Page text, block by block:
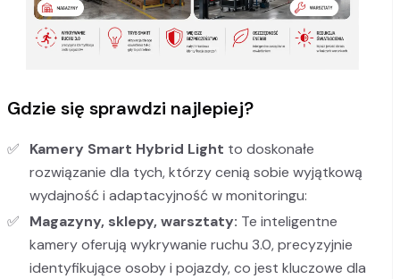
Gdzie się sprawdzi najlepiej?
Kamery Smart Hybrid Light to doskonałe
rozwiązanie dla tych, którzy cenią sobie wyjątkową
wydajność i adaptacyjność w monitoringu:
Magazyny, sklepy, warsztaty: Te inteligentne
kamery oferują wykrywanie ruchu 3.0, precyzyjnie
identyfikujące osoby i pojazdy, co jest kluczowe dla